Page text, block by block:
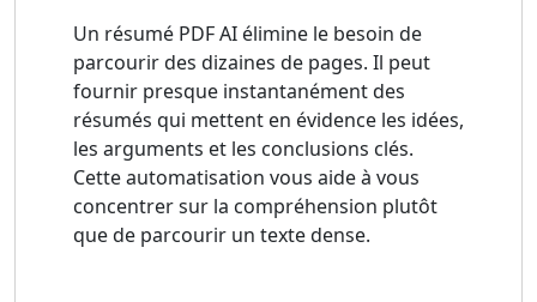
Un résumé PDF AI élimine le besoin de
parcourir des dizaines de pages. Il peut
fournir presque instantanément des
résumés qui mettent en évidence les idées,
les arguments et les conclusions clés.
Cette automatisation vous aide à vous
concentrer sur la compréhension plutôt
que de parcourir un texte dense.